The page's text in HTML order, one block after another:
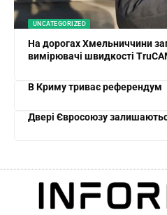
UNCATEGORIZED
На дорогах Хмельниччини
вимірювачі швидкості
В Криму триває референдум
Двері Євросоюзу